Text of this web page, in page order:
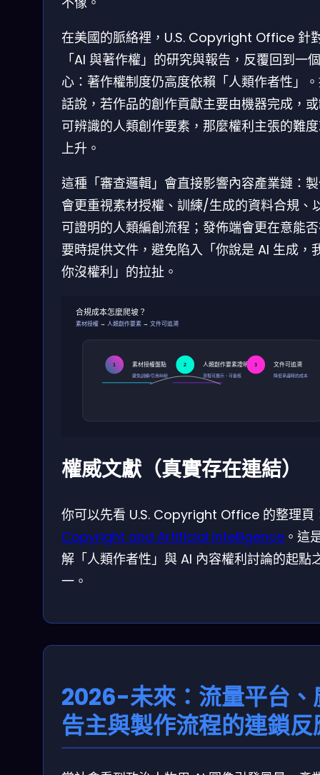
在美國的脈絡裡，U.S. Copyright Office 針
「AI 與著作權」的研究與報告，反覆回到一
心：著作權制度仍高度依賴「人類作者性」
話說，若作品的創作貢獻主要由機器完成，
可辨識的人類創作要素，那麼權利主張的難
上升。
這種「審查邏輯」會直接影響內容產業鏈：
會更重視素材授權、訓練/生成的資料合規、
可證明的人類編創流程；發佈端會更在意能
要時提供文件，避免陷入「你說是 AI 生成，
你沒權利」的拉扯。
合規成本怎麼爬坡？
素材授權 → 人類創作要素 → 文件可追溯
1 素材授權盤點
避免訓練/引用糾紛
2 人類創作要素證明
流程可展示、可審核
3 文件可追溯
降低爭議時的成本
權威文獻（真實存在連結）
你可以先看 U.S. Copyright Office 的整理頁
Copyright and Artificial Intelligence 。這
解「人類作者性」與 AI 內容權利討論的起點
一。
2026-未來：流量平台、
告主與製作流程的連鎖反